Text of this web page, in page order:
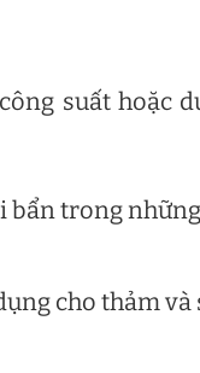
suất hoặc
bẩn trong những
cho thảm và